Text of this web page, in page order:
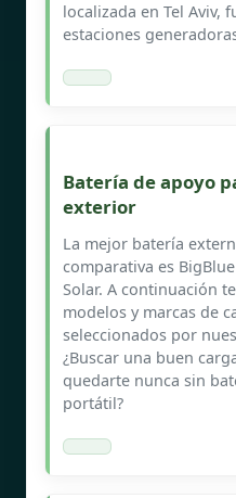
localizada en Tel Aviv,
estaciones
Batería de apoyo
exterior
La mejor batería
comparativa es
Solar. A continuación
modelos y marcas de
seleccionados por
¿Buscar una buen
quedarte nunca sin
portátil?